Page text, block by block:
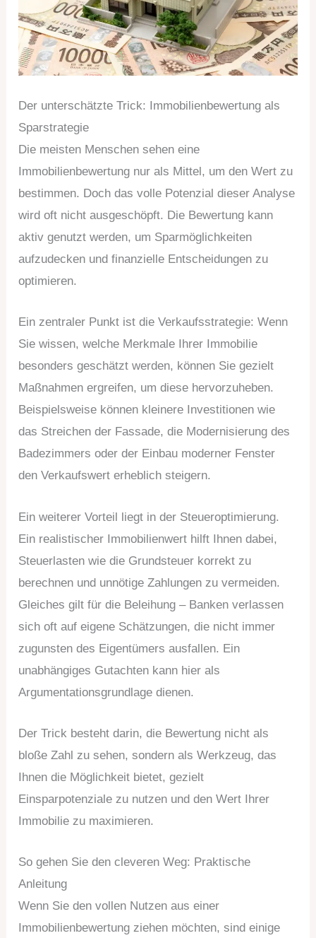
Der unterschätzte Trick: Immobilienbewertung als
Sparstrategie
Die meisten Menschen sehen eine
Immobilienbewertung nur als Mittel, um den Wert zu
bestimmen. Doch das volle Potenzial dieser Analyse
wird oft nicht ausgeschöpft. Die Bewertung kann
aktiv genutzt werden, um Sparmöglichkeiten
aufzudecken und finanzielle Entscheidungen zu
optimieren.
Ein zentraler Punkt ist die Verkaufsstrategie: Wenn
Sie wissen, welche Merkmale Ihrer Immobilie
besonders geschätzt werden, können Sie gezielt
Maßnahmen ergreifen, um diese hervorzuheben.
Beispielsweise können kleinere Investitionen wie
das Streichen der Fassade, die Modernisierung des
Badezimmers oder der Einbau moderner Fenster
den Verkaufswert erheblich steigern.
Ein weiterer Vorteil liegt in der Steueroptimierung.
Ein realistischer Immobilienwert hilft Ihnen dabei,
Steuerlasten wie die Grundsteuer korrekt zu
berechnen und unnötige Zahlungen zu vermeiden.
Gleiches gilt für die Beleihung – Banken verlassen
sich oft auf eigene Schätzungen, die nicht immer
zugunsten des Eigentümers ausfallen. Ein
unabhängiges Gutachten kann hier als
Argumentationsgrundlage dienen.
Der Trick besteht darin, die Bewertung nicht als
bloße Zahl zu sehen, sondern als Werkzeug, das
Ihnen die Möglichkeit bietet, gezielt
Einsparpotenziale zu nutzen und den Wert Ihrer
Immobilie zu maximieren.
So gehen Sie den cleveren Weg: Praktische
Anleitung
Wenn Sie den vollen Nutzen aus einer
Immobilienbewertung ziehen möchten, sind einige